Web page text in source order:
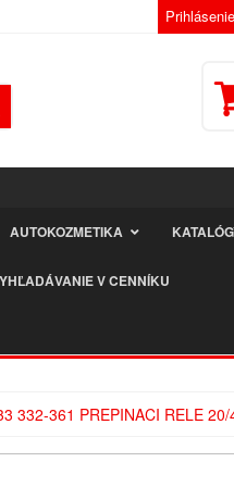
AUTOKOZMETIKA
V CENNÍKU
332-361 PREPINACI RELE